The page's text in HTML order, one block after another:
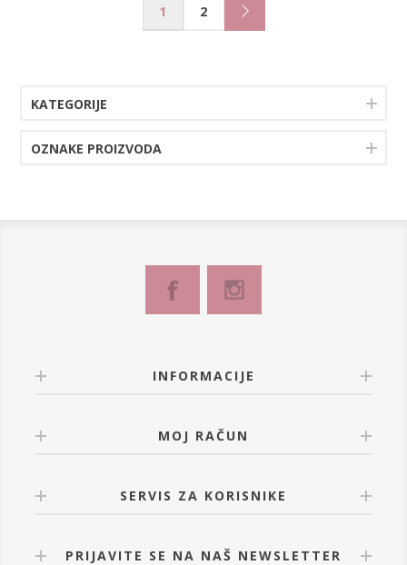
1 2
KATEGORIJE
OZNAKE PROIZVODA
INFORMACIJE
MOJ RAČUN
SERVIS ZA KORISNIKE
PRIJAVITE SE NA NAŠ NEWSLETTER